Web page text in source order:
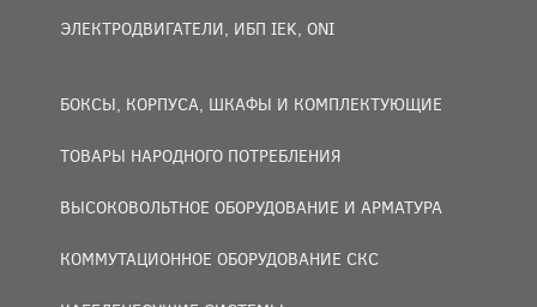
ЭЛЕКТРОДВИГАТЕЛИ, ИБП IEK, ONI
БОКСЫ, КОРПУСА, ШКАФЫ И КОМПЛЕКТУЮЩИЕ
ТОВАРЫ НАРОДНОГО ПОТРЕБЛЕНИЯ
ВЫСОКОВОЛЬТНОЕ ОБОРУДОВАНИЕ И АРМАТУРА
КОММУТАЦИОННОЕ ОБОРУДОВАНИЕ СКС